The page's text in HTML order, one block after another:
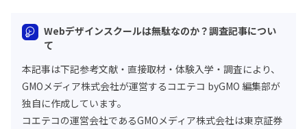
Webデザインスクールは無駄なのか？調査記事につい
て
本記事は下記参考文献・直接取材・体験入学・調査により、
GMOメディア株式会社が運営するコエテコ byGMO 編集部が
独自に作成しています。
コエテコの運営会社であるGMOメディア株式会社は東京証券